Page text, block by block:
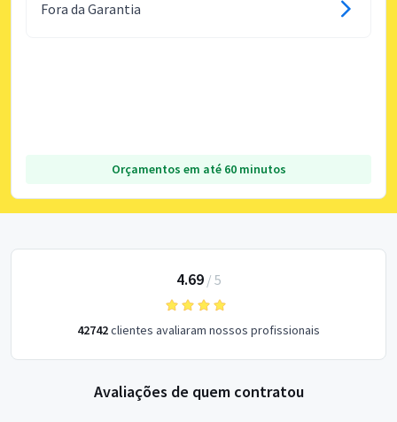
Fora da Garantia
Orçamentos em até 60 minutos
4.69/ 5
42742clientes avaliaram nossos profissionais
Avaliações de quem contratou